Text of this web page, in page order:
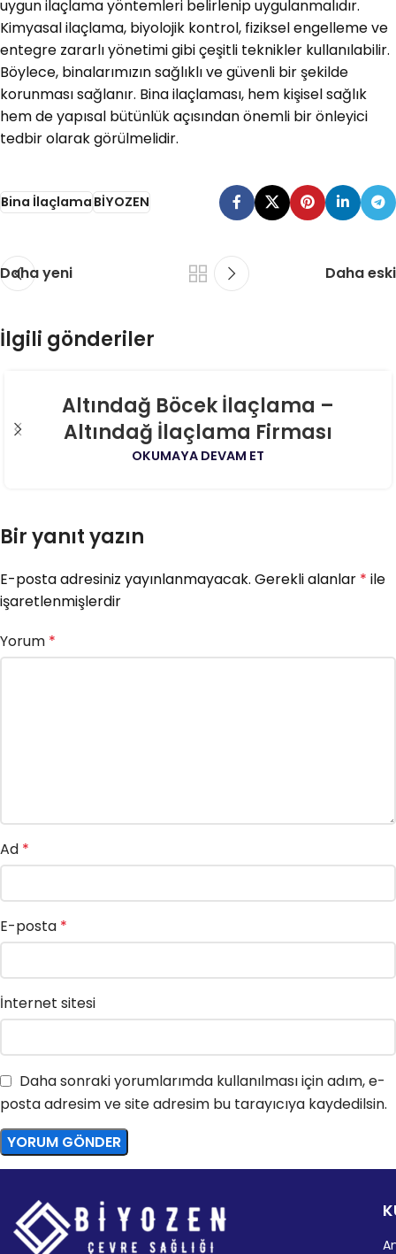
uygun ilaçlama yöntemleri belirlenip uygulanmalıdır.
Kimyasal ilaçlama, biyolojik kontrol, fiziksel engelleme ve
entegre zararlı yönetimi gibi çeşitli teknikler kullanılabilir.
Böylece, binalarımızın sağlıklı ve güvenli bir şekilde
korunması sağlanır. Bina ilaçlaması, hem kişisel sağlık
hem de yapısal bütünlük açısından önemli bir önleyici
tedbir olarak görülmelidir.
Bina İlaçlamaBİYOZEN
Daha yeni Daha eski
İlgili gönderiler
Altındağ Böcek İlaçlama –
Altındağ İlaçlama Firması
OKUMAYA DEVAM ET
Bir yanıt yazın
E-posta adresiniz yayınlanmayacak. Gerekli alanlar * ile
işaretlenmişlerdir
Yorum *
Ad *
E-posta *
İnternet sitesi
Daha sonraki yorumlarımda kullanılması için adım, e-
posta adresim ve site adresim bu tarayıcıya kaydedilsin.